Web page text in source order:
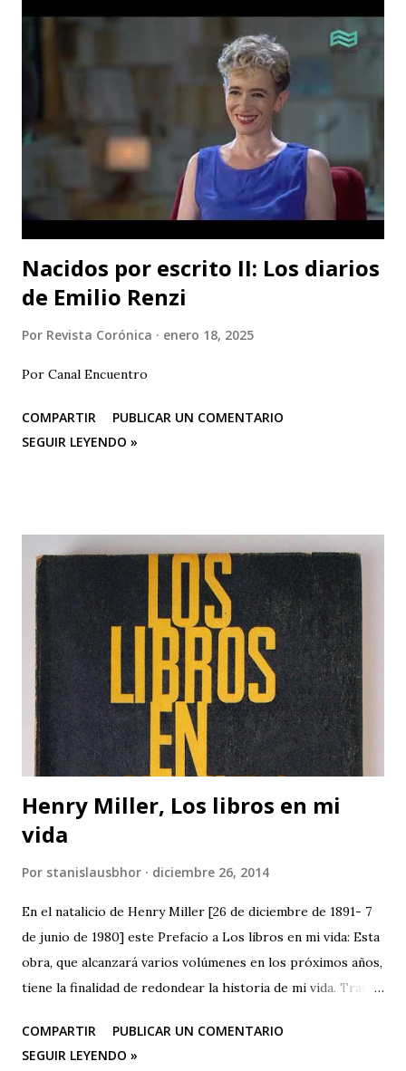
Nacidos por escrito II: Los diarios
de Emilio Renzi
Por Revista Corónica enero 18, 2025
Por Canal Encuentro
COMPARTIR
PUBLICAR UN COMENTARIO
SEGUIR LEYENDO »
Henry Miller, Los libros en mi
vida
Por stanislausbhor diciembre 26, 2014
En el natalicio de Henry Miller [26 de diciembre de 1891- 7
de junio de 1980] este Prefacio a Los libros en mi vida: Esta
obra, que alcanzará varios volúmenes en los próximos años,
tiene la finalidad de redondear la historia de mi vida. Trata
crítico ni contiene un programa de autoeducación. Uno de
los resultados de este examen de conciencia —porque a eso
COMPARTIR
PUBLICAR UN COMENTARIO
SEGUIR LEYENDO »